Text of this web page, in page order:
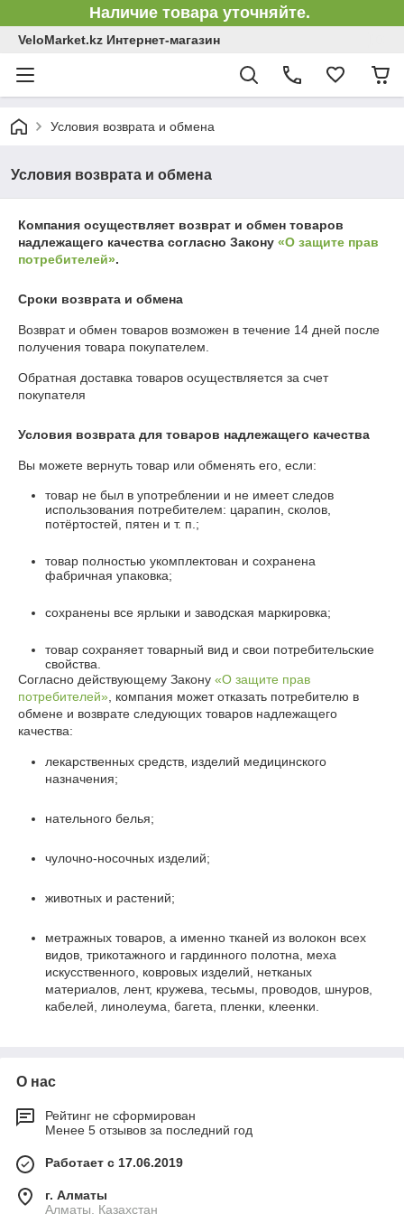
Наличие товара уточняйте.
VeloMarket.kz Интернет-магазин
Условия возврата и обмена
Условия возврата и обмена
Компания осуществляет возврат и обмен товаров
надлежащего качества согласно Закону «О защите прав
потребителей».
Сроки возврата и обмена
Возврат и обмен товаров возможен в течение 14 дней после
получения товара покупателем.
Обратная доставка товаров осуществляется за счет
покупателя
Условия возврата для товаров надлежащего качества
Вы можете вернуть товар или обменять его, если:
товар не был в употреблении и не имеет следов
использования потребителем: царапин, сколов,
потёртостей, пятен и т. п.;
товар полностью укомплектован и сохранена
фабричная упаковка;
сохранены все ярлыки и заводская маркировка;
товар сохраняет товарный вид и свои потребительские
свойства.
Согласно действующему Закону «О защите прав
потребителей» , компания может отказать потребителю в
обмене и возврате следующих товаров надлежащего
качества:
лекарственных средств, изделий медицинского
назначения;
нательного белья;
чулочно-носочных изделий;
животных и растений;
метражных товаров, а именно тканей из волокон всех
видов, трикотажного и гардинного полотна, меха
искусственного, ковровых изделий, нетканых
материалов, лент, кружева, тесьмы, проводов, шнуров,
кабелей, линолеума, багета, пленки, клеенки.
О нас
Рейтинг не сформирован
Менее 5 отзывов за последний год
Работает с 17.06.2019
г. Алматы
Алматы, Казахстан